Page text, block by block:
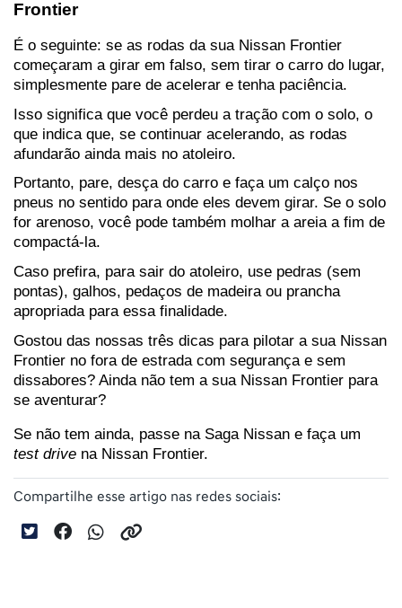
Frontier
É o seguinte: se as rodas da sua Nissan Frontier
começaram a girar em falso, sem tirar o carro do lugar,
simplesmente pare de acelerar e tenha paciência.
Isso significa que você perdeu a tração com o solo, o
que indica que, se continuar acelerando, as rodas
afundarão ainda mais no atoleiro.
Portanto, pare, desça do carro e faça um calço nos
pneus no sentido para onde eles devem girar. Se o solo
for arenoso, você pode também molhar a areia a fim de
compactá-la.
Caso prefira, para sair do atoleiro, use pedras (sem
pontas), galhos, pedaços de madeira ou prancha
apropriada para essa finalidade.
Gostou das nossas três dicas para pilotar a sua Nissan
Frontier no fora de estrada com segurança e sem
dissabores? Ainda não tem a sua Nissan Frontier para
se aventurar?
test drive na Nissan Frontier.
Compartilhe esse artigo nas redes sociais: